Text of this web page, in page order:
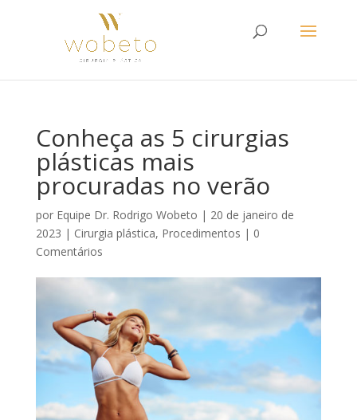
Conheça as 5 cirurgias
plásticas mais
procuradas no verão
por Equipe Dr. Rodrigo Wobeto | 20 de janeiro de
2023 | Cirurgia plástica, Procedimentos | 0
Comentários